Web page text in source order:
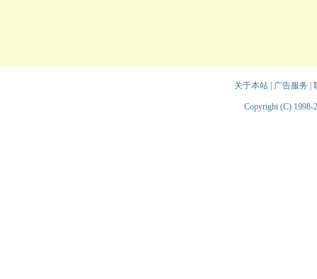
关于本站| 广告服务
Copyright (C) 1998-